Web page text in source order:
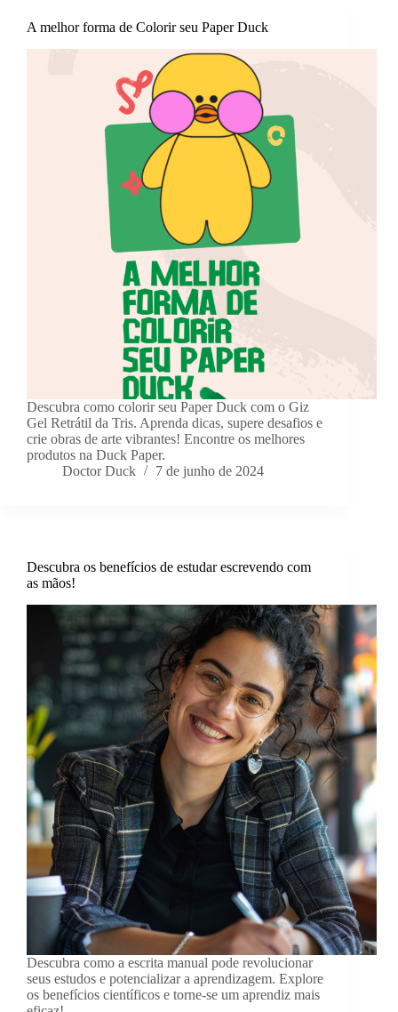
A melhor forma de Colorir seu Paper Duck
Descubra como colorir seu Paper Duck com o Giz
Gel Retrátil da Tris. Aprenda dicas, supere desafios e
crie obras de arte vibrantes! Encontre os melhores
produtos na Duck Paper.
Doctor Duck
7 de junho de 2024
Descubra os benefícios de estudar escrevendo com
as mãos!
Descubra como a escrita manual pode revolucionar
seus estudos e potencializar a aprendizagem. Explore
os benefícios científicos e torne-se um aprendiz mais